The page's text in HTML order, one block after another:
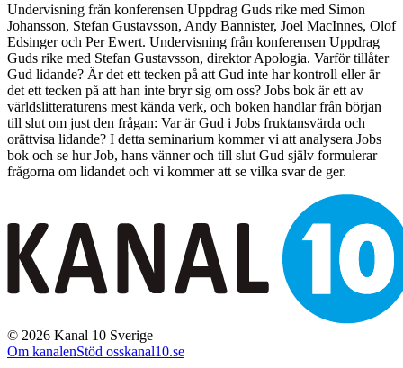
Undervisning från konferensen Uppdrag Guds rike med Simon
Johansson, Stefan Gustavsson, Andy Bannister, Joel MacInnes, Olof
Edsinger och Per Ewert. Undervisning från konferensen Uppdrag
Guds rike med Stefan Gustavsson, direktor Apologia. Varför tillåter
Gud lidande? Är det ett tecken på att Gud inte har kontroll eller är
det ett tecken på att han inte bryr sig om oss? Jobs bok är ett av
världslitteraturens mest kända verk, och boken handlar från början
till slut om just den frågan: Var är Gud i Jobs fruktansvärda och
orättvisa lidande? I detta seminarium kommer vi att analysera Jobs
bok och se hur Job, hans vänner och till slut Gud själv formulerar
frågorna om lidandet och vi kommer att se vilka svar de ger.
© 2026 Kanal 10 Sverige
Om kanalenStöd osskanal10.se